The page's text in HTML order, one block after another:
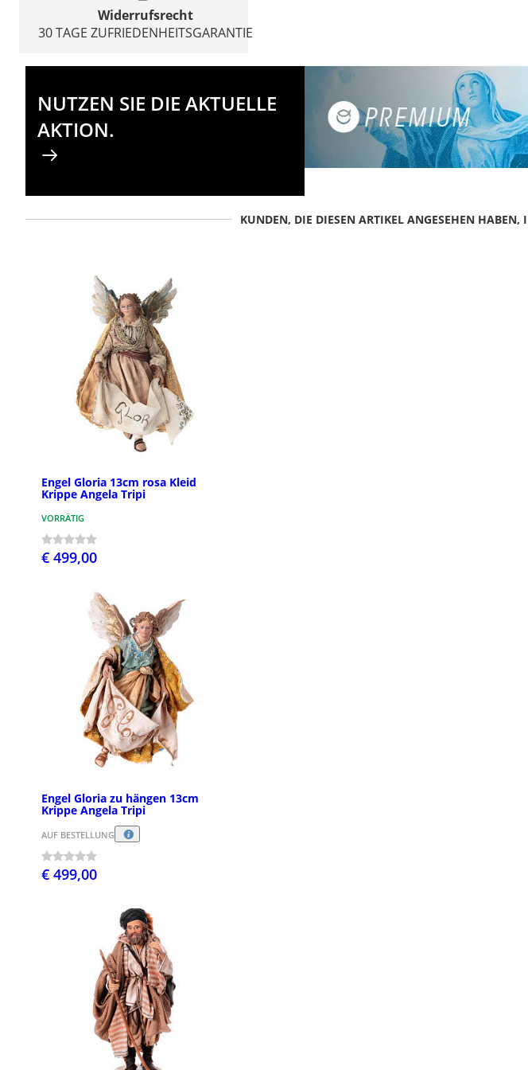
Widerrufsrecht
30 TAGE ZUFRIEDENHEITSGARANTIE
NUTZEN SIE DIE AKTUELLE
AKTION.
KUNDEN, DIE DIESEN ARTIKEL ANGESEHEN HABEN,
Engel Gloria 13cm rosa Kleid
Krippe Angela Tripi
VORRÄTIG
€ 499,00
Engel Gloria zu hängen 13cm
Krippe Angela Tripi
AUF BESTELLUNG
€ 499,00